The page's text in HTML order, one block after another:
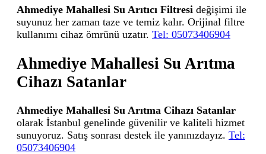
Ahmediye Mahallesi Su Arıtıcı Filtresi değişimi ile
suyunuz her zaman taze ve temiz kalır. Orijinal filtre
kullanımı cihaz ömrünü uzatır. Tel: 05073406904
Ahmediye Mahallesi Su Arıtma
Cihazı Satanlar
Ahmediye Mahallesi Su Arıtma Cihazı Satanlar
olarak İstanbul genelinde güvenilir ve kaliteli hizmet
sunuyoruz. Satış sonrası destek ile yanınızdayız. Tel:
05073406904